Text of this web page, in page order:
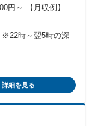
円～ 【月収例】
詳細を見る